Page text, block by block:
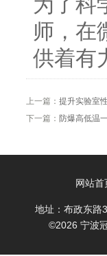
师，在
供着有
上一篇： 提升实验室
下一篇： 防爆高低温
网站首
地址：布政东
©2026 宁波